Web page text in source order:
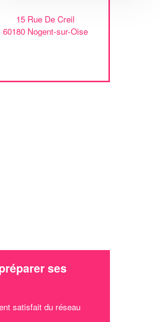
15 Rue De Creil
60180 Nogent-sur-Oise
ses
satisfait du réseau